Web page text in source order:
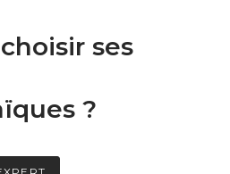
ses
?